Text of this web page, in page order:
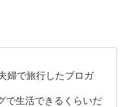
婦で旅行したブロガ
で生活できるくらいだ